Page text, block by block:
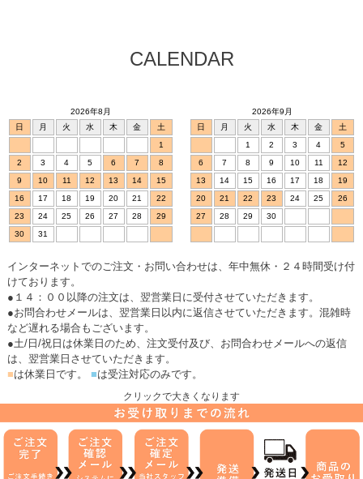
CALENDAR
2026年8月
日
月 火 水 木 金
土
1
2
3 4 5 6 7
8
9
10 11 12 13 14
15
16
17 18 19 20 21
22
23
24 25 26 27 28
29
30
31
2026年9月
日
月 火 水 木 金
土
1
2 3 4
5
6
7 8 9 10 11
12
13
14 15 16 17 18
19
20
21 22 23 24 25
26
27
28 29 30
インターネットでのご注文・お問い合わせは、年中無休・２４時間受け付
けております。
●１４：００以降の注文は、翌営業日に受付させていただきます。
●お問合わせメールは、翌営業日以内に返信させていただきます。混雑時
など遅れる場合もございます。
●土/日/祝日は休業日のため、注文受付及び、お問合わせメールへの返信
は、翌営業日させていただきます。
■は休業日です。 ■は受注対応のみです。
クリックで大きくなります